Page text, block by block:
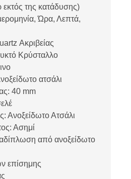
της κατάδυσης)
Ώρα, Λεπτά,
Ακριβείας
Κρύσταλλο
ατσάλι
40 mm
Ανοξείδωτο Ατσάλι
Ασημί
από ανοξείδωτο
επίσημης